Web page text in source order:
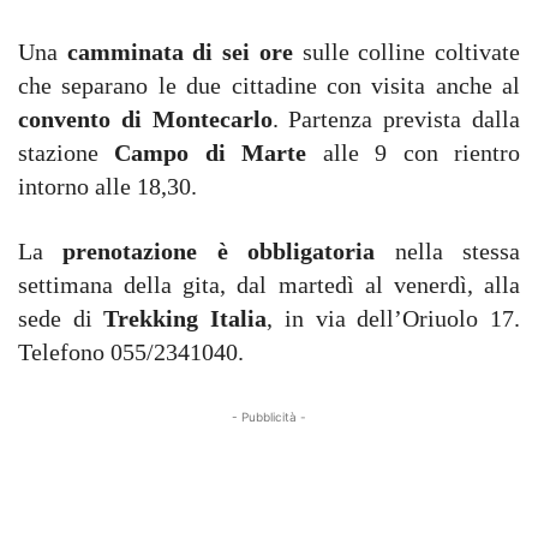
Una camminata di sei oresulle colline coltivate
che separano le due cittadine con visita anche al
convento di Montecarlo. Partenza prevista dalla
stazione Campo di Marte alle 9 con rientro
intorno alle 18,30.
La prenotazione è obbligatoria nella stessa
settimana della gita, dal martedì al venerdì, alla
sede diTrekking Italia, in via dell’Oriuolo 17.
Telefono 055/2341040.
- Pubblicità -